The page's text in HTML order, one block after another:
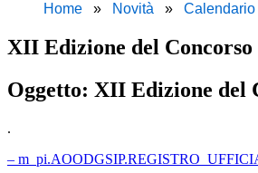
Home
Novità Calendario
XII Edizione del Concorso
Oggetto: XII Edizione del
.
–